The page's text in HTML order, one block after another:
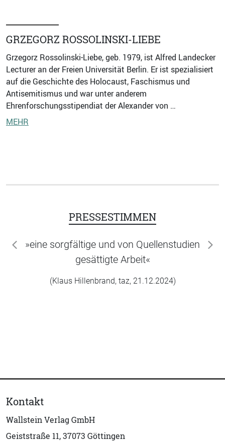
GRZEGORZ ROSSOLINSKI-LIEBE
Grzegorz Rossolinski-Liebe, geb. 1979, ist Alfred Landecker
Lecturer an der Freien Universität Berlin. Er ist spezialisiert
auf die Geschichte des Holocaust, Faschismus und
Antisemitismus und war unter anderem
Ehrenforschungsstipendiat der Alexander von …
MEHR
PRESSESTIMMEN
»eine sorgfältige und von Quellenstudien
gesättigte Arbeit«
(Klaus Hillenbrand, taz, 21.12.2024)
zurück
Kontakt
Wallstein Verlag GmbH
Geiststraße 11, 37073 Göttingen